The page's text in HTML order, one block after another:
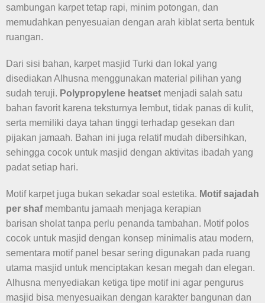
sambungan karpet tetap rapi, minim potongan, dan
memudahkan penyesuaian dengan arah kiblat serta bentuk
ruangan.
Dari sisi bahan, karpet masjid Turki dan lokal yang
disediakan Alhusna menggunakan material pilihan yang
sudah teruji. Polypropylene heatset menjadi salah satu
bahan favorit karena teksturnya lembut, tidak panas di kulit,
serta memiliki daya tahan tinggi terhadap gesekan dan
pijakan jamaah. Bahan ini juga relatif mudah dibersihkan,
sehingga cocok untuk masjid dengan aktivitas ibadah yang
padat setiap hari.
Motif karpet juga bukan sekadar soal estetika. Motif sajadah
per shafmembantu jamaah menjaga kerapian
barisan sholat tanpa perlu penanda tambahan. Motif polos
cocok untuk masjid dengan konsep minimalis atau modern,
sementara motif panel besar sering digunakan pada ruang
utama masjid untuk menciptakan kesan megah dan elegan.
Alhusna menyediakan ketiga tipe motif ini agar pengurus
masjid bisa menyesuaikan dengan karakter bangunan dan